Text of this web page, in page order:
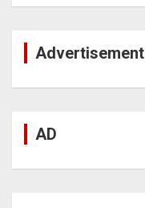
Advertisement
AD